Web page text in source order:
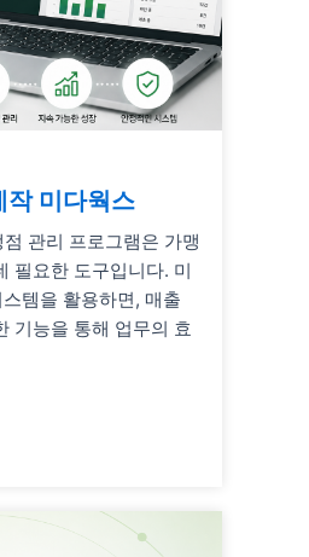
작 미다웍스
관리 프로그램은 가맹
필요한 도구입니다. 미
템을 활용하면, 매출
기능을 통해 업무의 효